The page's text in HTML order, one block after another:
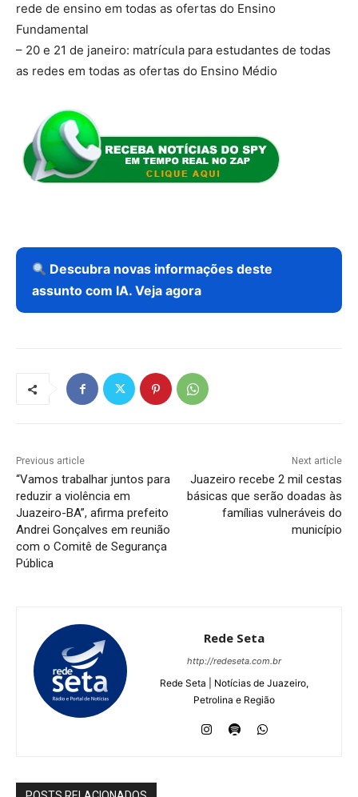
rede de ensino em todas as ofertas do Ensino
Fundamental
– 20 e 21 de janeiro: matrícula para estudantes de todas
as redes em todas as ofertas do Ensino Médio
Descubra novas informações deste
assunto com IA. Veja agora
Previous article
“Vamos trabalhar juntos para
reduzir a violência em
Juazeiro-BA”, afirma prefeito
Andrei Gonçalves em reunião
com o Comitê de Segurança
Pública
Next article
Juazeiro recebe 2 mil cestas
básicas que serão doadas às
famílias vulneráveis do
município
Rede Seta
http://redeseta.com.br
Rede Seta | Notícias de Juazeiro,
Petrolina e Região